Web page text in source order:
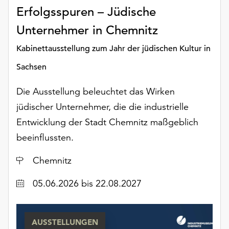
Erfolgsspuren – Jüdische
Unternehmer in Chemnitz
Kabinettausstellung zum Jahr der jüdischen Kultur in
Sachsen
Die Ausstellung beleuchtet das Wirken
jüdischer Unternehmer, die die industrielle
Entwicklung der Stadt Chemnitz maßgeblich
beeinflussten.
Ort
Chemnitz
Datum05.06.2026 bis 22.08.2027
AUSSTELLUNGEN